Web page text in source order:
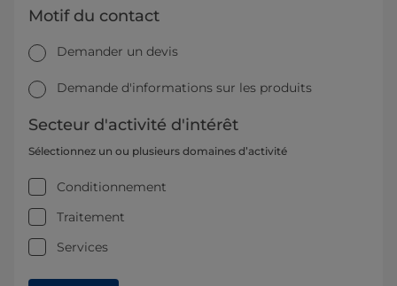
Motif du contact
Demander un devis
Demande d'informations sur les produits
Secteur d'activité d'intérêt
Sélectionnez un ou plusieurs domaines d’activité
Conditionnement
Traitement
Services